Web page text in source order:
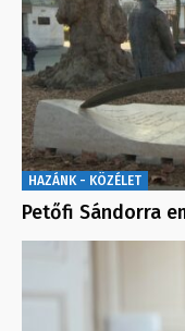
HAZÁNK - KÖZÉLET
Petőfi Sándorra